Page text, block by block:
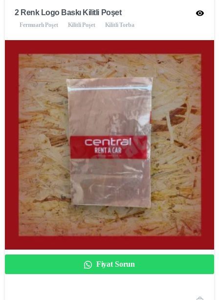
2 Renk Logo Baskı Kilitli Poşet
Fermuarlı Poşet Kilitli Poşet Kilitli Torba
Fiyat Sorun